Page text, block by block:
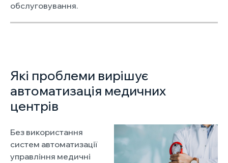
обслуговування.
Які проблеми вирішує
автоматизація медичних
центрів
Без використання
систем автоматизації
управління медичні